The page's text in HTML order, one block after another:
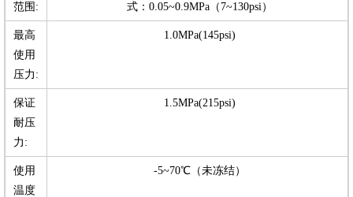
范围:
式：0.05~0.9MPa（7~130psi）
最高
使用
压力:
1.0MPa(145psi)
保证
耐压
力:
1.5MPa(215psi)
使用
温度
-5~70℃（未冻结）